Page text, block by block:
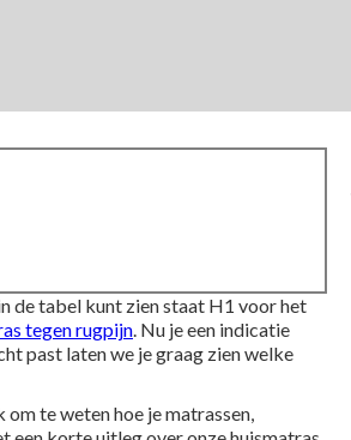
de tabel kunt zien staat H1 voor het
tegen rugpijn. Nu je een indicatie
past laten we je graag zien welke
te weten hoe je matrassen,